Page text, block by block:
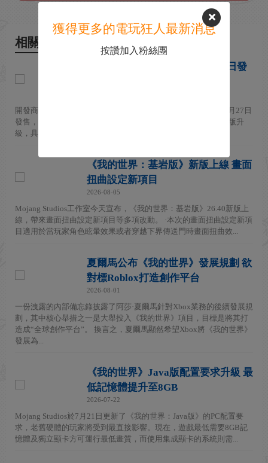
相關新聞
《我的世界》Switch 2版10月27日發
開發商Mojang Studios宣布，《我的世界》Switch 2版本將於10月27日
發售，登陸Switch 2。Switch版《我的世界》玩家將可通過數字版升
級，具體細節稍後公布。 Switch ...
《我的世界：基岩版》新版上線 畫面
扭曲設定新項目
2026-08-05
Mojang Studios工作室今天宣布，《我的世界：基岩版》26.40新版上
線，帶來畫面扭曲設定新項目等多項改動。 ·本次的畫面扭曲設定新項
目適用於當玩家角色眩暈效果或者穿越下界傳送門時畫面扭曲效...
夏爾馬公布《我的世界》發展規劃 欲
對標Roblox打造創作平台
2026-08-01
一份洩露的內部備忘錄披露了阿莎·夏爾馬針對Xbox業務的後續發展規
劃，其中核心舉措之一是大舉投入《我的世界》項目，目標是將其打
造成“全球創作平台”。 換言之，夏爾馬顯然希望Xbox將《我的世界》
發展為...
《我的世界》Java版配置要求升級 最
低記憶體提升至8GB
2026-07-22
Mojang Studios於7月21日更新了《我的世界：Java版》的PC配置要
求，老舊硬體的玩家將受到最直接影響。現在，遊戲最低需要8GB記
憶體及獨立顯卡方可運行最低畫質，而使用集成顯卡的系統則需...
獲得更多的電玩狂人最新消息
按讚加入粉絲團